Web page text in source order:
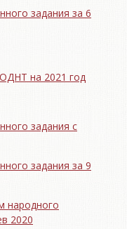
задания за 6
на 2021 год
задания с
задания за 9
народного
2020